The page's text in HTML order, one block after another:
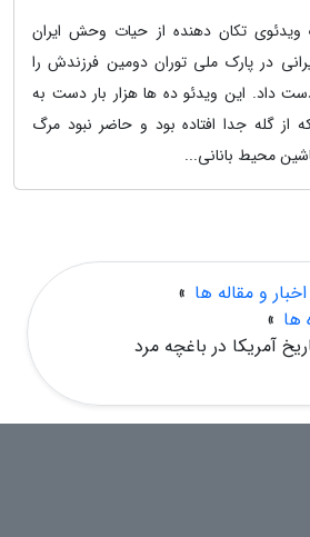
تکان دهنده از حیات وحش ایران
در پارک ملی توران دومین فرزندش را
داد. این ویدئو ده ها هزار بار دست به
گله جدا افتاده بود و حاضر نبود مرگ
محیط بانانی...
و مقاله ها »
ها »
آمریکا در باغچه مرد